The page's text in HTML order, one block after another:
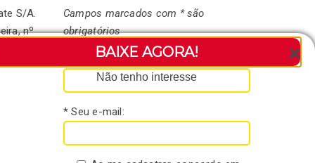
BAIXE AGORA!
Não tenho interesse
S/A.
nº
Campos marcados com * são
obrigatórios
* Seu nome:
* Seu e-mail: